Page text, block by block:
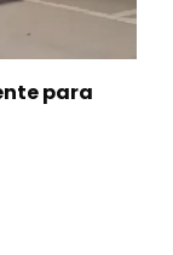
para